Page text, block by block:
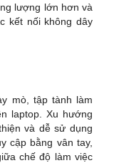
lượng lớn hơn và
kết nối không dây
mò, tập tành làm
laptop. Xu hướng
và dễ sử dụng
cập bằng vân tay,
chế độ làm việc